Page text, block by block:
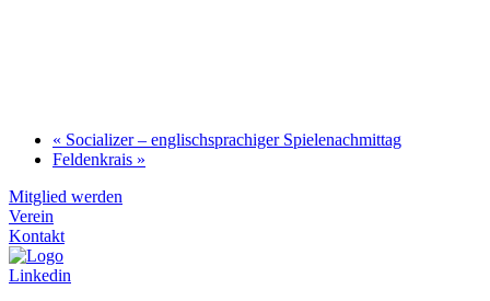
« Socializer – englischsprachiger Spielenachmittag
Feldenkrais »
Mitglied werden
Verein
Kontakt
Linkedin